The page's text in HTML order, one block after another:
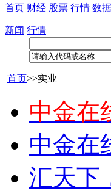
首页 财经 股票 行情 数据
新闻 行情
首页>>实业
中金在
中金在
汇天下